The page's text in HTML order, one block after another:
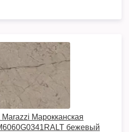
Марокканская
бежевый